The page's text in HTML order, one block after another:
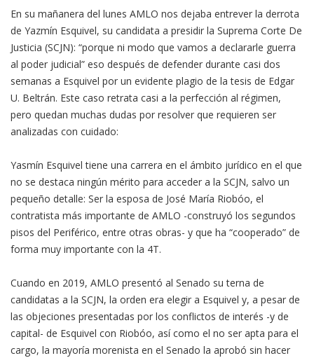
En su mañanera del lunes AMLO nos dejaba entrever la derrota
de Yazmín Esquivel, su candidata a presidir la Suprema Corte De
Justicia (SCJN): “porque ni modo que vamos a declararle guerra
al poder judicial” eso después de defender durante casi dos
semanas a Esquivel por un evidente plagio de la tesis de Edgar
U. Beltrán. Este caso retrata casi a la perfección al régimen,
pero quedan muchas dudas por resolver que requieren ser
analizadas con cuidado:
Yasmín Esquivel tiene una carrera en el ámbito jurídico en el que
no se destaca ningún mérito para acceder a la SCJN, salvo un
pequeño detalle: Ser la esposa de José María Riobóo, el
contratista más importante de AMLO -construyó los segundos
pisos del Periférico, entre otras obras- y que ha “cooperado” de
forma muy importante con la 4T.
Cuando en 2019, AMLO presentó al Senado su terna de
candidatas a la SCJN, la orden era elegir a Esquivel y, a pesar de
las objeciones presentadas por los conflictos de interés -y de
capital- de Esquivel con Riobóo, así como el no ser apta para el
cargo, la mayoría morenista en el Senado la aprobó sin hacer